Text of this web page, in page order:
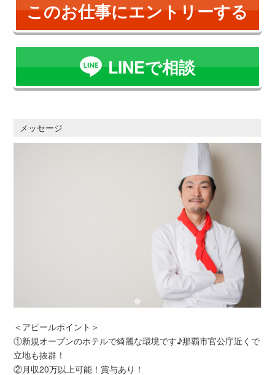
このお仕事にエントリーする
LINEで相談
メッセージ
＜アピールポイント＞
①新規オープンのホテルで綺麗な環境です♪那覇市官公庁近くで
立地も抜群！
②月収20万以上可能！賞与あり！